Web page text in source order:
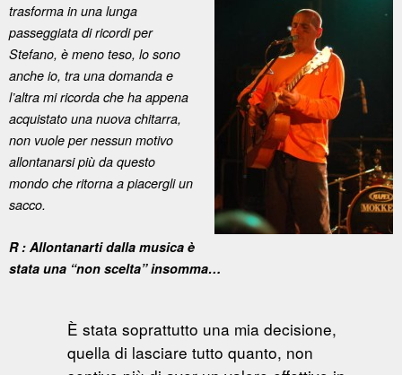
trasforma in una lunga
passeggiata di ricordi per
Stefano, è meno teso, lo sono
anche io, tra una domanda e
l’altra mi ricorda che ha appena
acquistato una nuova chitarra,
non vuole per nessun motivo
allontanarsi più da questo
mondo che ritorna a piacergli un
sacco.
R : Allontanarti dalla musica è
stata una “non scelta” insomma…
È stata soprattutto una mia decisione,
quella di lasciare tutto quanto, non